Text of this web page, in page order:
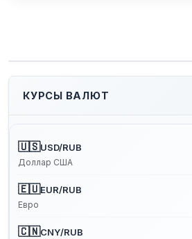
КУРСЫ ВАЛЮТ
🇺🇸USD/RUB
Доллар США
🇪🇺EUR/RUB
Евро
🇨🇳CNY/RUB